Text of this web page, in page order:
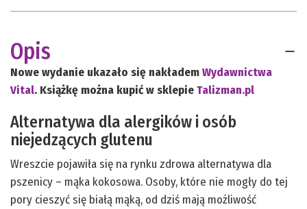
Opis
Nowe wydanie ukazało się nakłademWydawnictwa
Vital. Książkę można kupić w sklepieTalizman.pl
Alternatywa dla alergików i osób
niejedzących glutenu
Wreszcie pojawiła się na rynku zdrowa alternatywa dla
pszenicy – mąka kokosowa. Osoby, które nie mogły do tej
pory cieszyć się białą mąką, od dziś mają możliwość